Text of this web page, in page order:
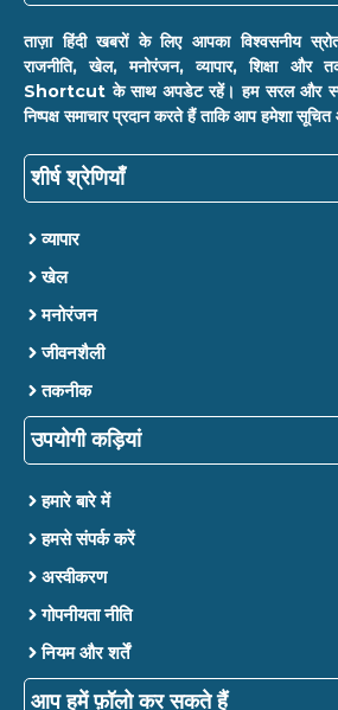
ताज़ा हिंदी खबरों के लिए आपका विश्वसनीय स्रोत
राजनीति, खेल, मनोरंजन, व्यापार, शिक्षा और
Shortcut के साथ अपडेट रहें। हम सरल और
निष्पक्ष समाचार प्रदान करते हैं ताकि आप हमेशा
शीर्ष श्रेणियाँ
व्यापार
खेल
मनोरंजन
जीवनशैली
तकनीक
उपयोगी कड़ियां
हमारे बारे में
हमसे संपर्क करें
अस्वीकरण
गोपनीयता नीति
नियम और शर्तें
आप हमें फ़ॉलो कर सकते हैं